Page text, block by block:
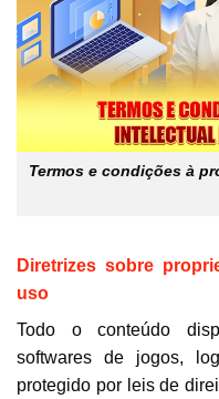
Termos e condições à
Diretrizes sobre
uso
Todo o conteúdo
softwares de jogos,
protegido por leis de